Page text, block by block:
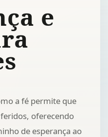
e
a fé permite que
oferecendo
de esperança ao